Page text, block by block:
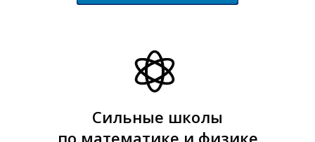
Сильные школы
по математике и физике